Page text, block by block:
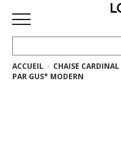
ACCUEIL
ACCUEIL
CHAISE
PAR GUS* MODERN